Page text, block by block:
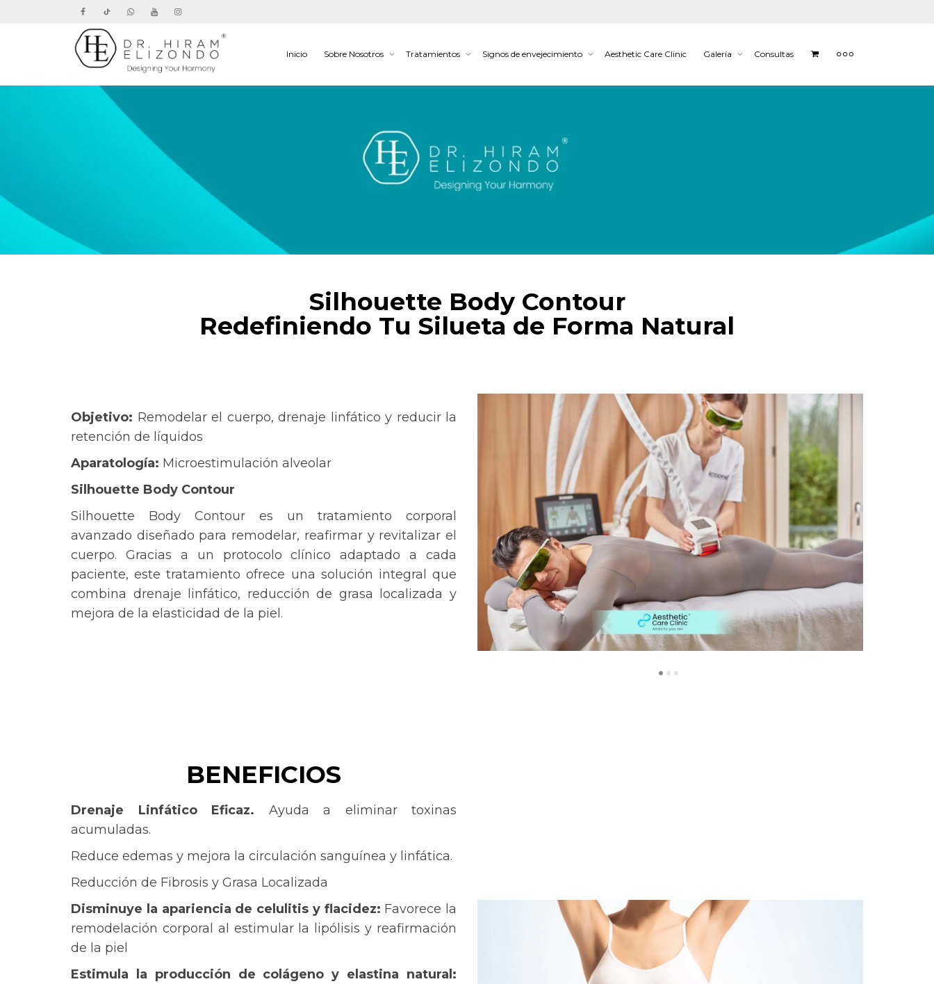
Inicio Sobre Nosotros Tratamientos Signos de envejecimiento Aesthetic Care Clinic Galería Consultas
Silhouette Body Contour
Redefiniendo Tu Silueta de Forma Natural
Objetivo: Remodelar el cuerpo, drenaje linfático y reducir la
retención de líquidos
Aparatología: Microestimulación alveolar
Silhouette Body Contour
Silhouette Body Contour es un tratamiento corporal
avanzado diseñado para remodelar, reafirmar y revitalizar el
cuerpo. Gracias a un protocolo clínico adaptado a cada
paciente, este tratamiento ofrece una solución integral que
combina drenaje linfático, reducción de grasa localizada y
mejora de la elasticidad de la piel.
BENEFICIOS
Drenaje Linfático Eficaz. Ayuda a eliminar toxinas
acumuladas.
Reduce edemas y mejora la circulación sanguínea y linfática.
Reducción de Fibrosis y Grasa Localizada
Disminuye la apariencia de celulitis y flacidez: Favorece la
remodelación corporal al estimular la lipólisis y reafirmación
de la piel
Estimula la producción de colágeno y elastina natural: